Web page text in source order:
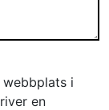
webbplats i
en